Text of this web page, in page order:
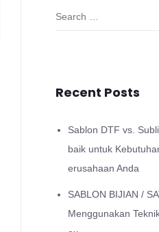
Recent Posts
Sablon DTF vs.
baik untuk
erusahaan Anda
SABLON BIJIAN /
Menggunakan